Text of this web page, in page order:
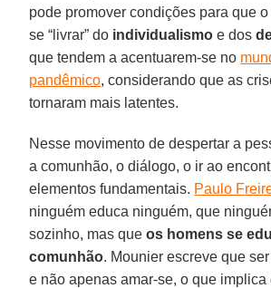
pode promover condições para que
se “livrar” do individualismo e dos
que tendem a acentuarem-se no
pandêmico, considerando que as
tornaram mais latentes.
Nesse movimento de despertar a
a comunhão, o diálogo, o ir ao
elementos fundamentais. Paulo
ninguém educa ninguém, que
sozinho, mas queos homens se
comunhão. Mounier escreve que
e não apenas amar-se, o que implica